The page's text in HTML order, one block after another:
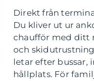
Direkt från
Du kliver ut ur
chaufför med ditt
och
letar efter bussar,
hållplats. För